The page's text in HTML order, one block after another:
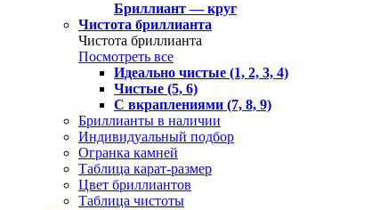
Бриллиант — круг
Чистота бриллианта
Чистота бриллианта
Посмотреть все
Идеально чистые (1, 2, 3, 4)
Чистые (5, 6)
С вкраплениями (7, 8, 9)
Бриллианты в наличии
Индивидуальный подбор
Огранка камней
Таблица карат-размер
Цвет бриллиантов
Таблица чистоты